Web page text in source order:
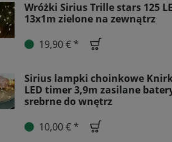
Wróżki Sirius Trille stars 125
13x1m zielone na zewnątrz
19,90 € *
Sirius lampki choinkowe
LED timer 3,9m zasilane
srebrne do wnętrz
10,00 € *